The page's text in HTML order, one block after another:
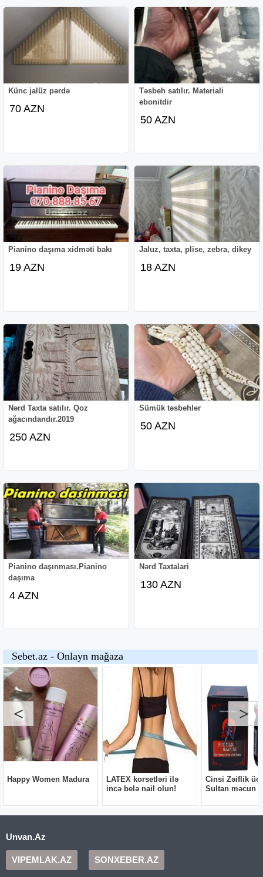
Künc jalüz pərdə
70 AZN
Təsbeh satılır. Materiali
ebonitdir
50 AZN
Pianino daşıma xidməti bakı
19 AZN
Jaluz, taxta, plise, zebra, dikey
18 AZN
Nərd Taxta satılır. Qoz
ağacındandır.2019
250 AZN
Sümük təsbehler
50 AZN
Pianino daşınması.Pianino
daşıma
4 AZN
Nərd Taxtalari
130 AZN
Unvan.Az
VIPEMLAK.AZ SONXEBER.AZ